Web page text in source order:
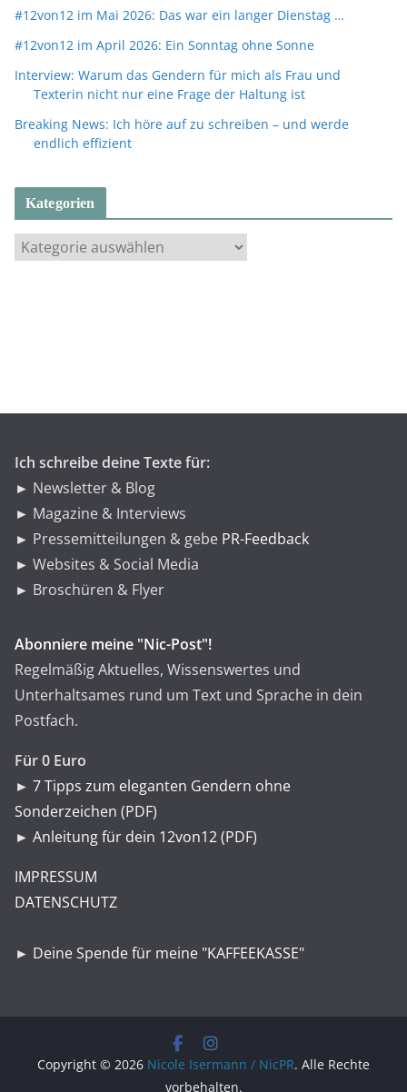
#12von12 im Mai 2026: Das war ein langer Dienstag …
#12von12 im April 2026: Ein Sonntag ohne Sonne
Interview: Warum das Gendern für mich als Frau und
Texterin nicht nur eine Frage der Haltung ist
Breaking News: Ich höre auf zu schreiben – und werde
endlich effizient
Kategorien
a
Ich schreibe deine Texte für:
► Newsletter & Blog
► Magazine & Interviews
► Pressemitteilungen & gebe PR-Feedback
► Websites & Social Media
► Broschüren & Flyer
Abonniere meine "Nic-Post"!
Regelmäßig Aktuelles, Wissenswertes und
Unterhaltsames rund um Text und Sprache in dein
Postfach.
Für 0 Euro
► 7 Tipps zum eleganten Gendern ohne
Sonderzeichen (PDF)
► Anleitung für dein 12von12 (PDF)
IMPRESSUM
DATENSCHUTZ
► Deine Spende für meine "KAFFEEKASSE"
Copyright © 2026 Nicole Isermann / NicPR. Alle Rechte
vorbehalten.